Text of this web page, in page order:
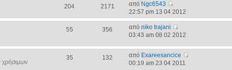
204 2171 από Ngc6543
22:57 pm 13 04 2012
55 356 απόniko trajani
03:43 am 08 02 2012
χρήσιμων
35 132 από Exareesancice
00:19 am 23 04 2011